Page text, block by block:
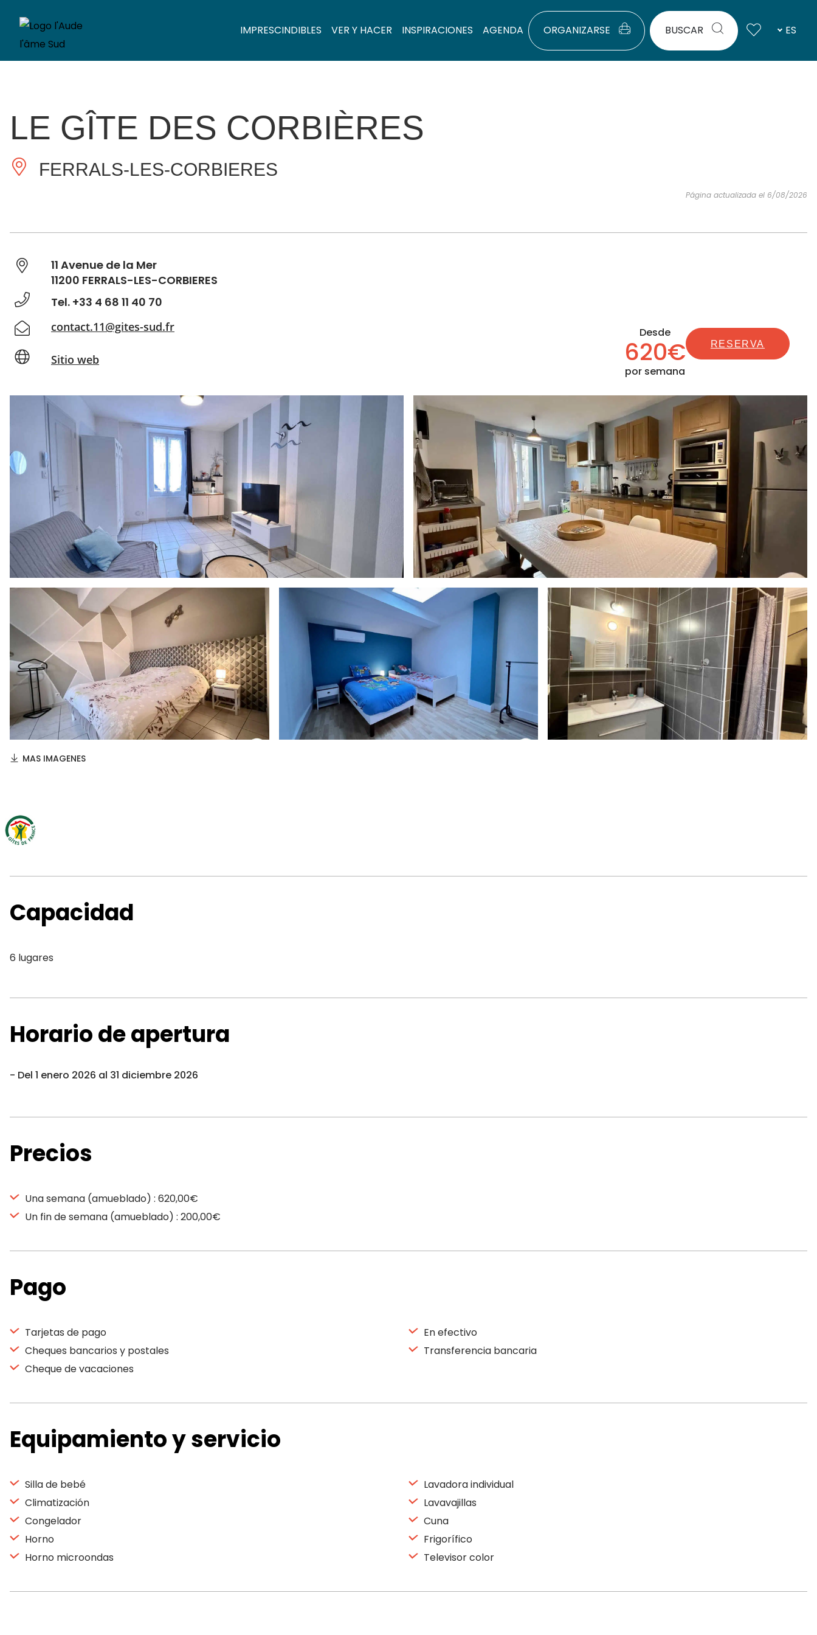
IMPRESCINDIBLES VER Y HACER INSPIRACIONES AGENDA ORGANIZARSE BUSCAR ES
LE GÎTE DES CORBIÈRES
FERRALS-LES-CORBIERES
Página actualizada el 6/08/2026
11 Avenue de la Mer
11200 FERRALS-LES-CORBIERES
Tel. +33 4 68 11 40 70
contact.11@gites-sud.fr
Sitio web
Desde
620€
por semana
RESERVA
MAS IMAGENES
Capacidad
6 lugares
Horario de apertura
Del 1 enero 2026 al 31 diciembre 2026
Precios
Una semana (amueblado) : 620,00€
Un fin de semana (amueblado) : 200,00€
Pago
Tarjetas de pago
Cheques bancarios y postales
Cheque de vacaciones
En efectivo
Transferencia bancaria
Equipamiento y servicio
Silla de bebé
Climatización
Congelador
Horno
Horno microondas
Lavadora individual
Lavavajillas
Cuna
Frigorífico
Televisor color